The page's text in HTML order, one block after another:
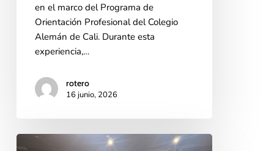
en el marco del Programa de
Orientación Profesional del Colegio
Alemán de Cali. Durante esta
experiencia,…
rotero
16 junio, 2026